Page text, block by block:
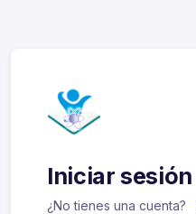
Iniciar sesión
¿No tienes una cuenta?